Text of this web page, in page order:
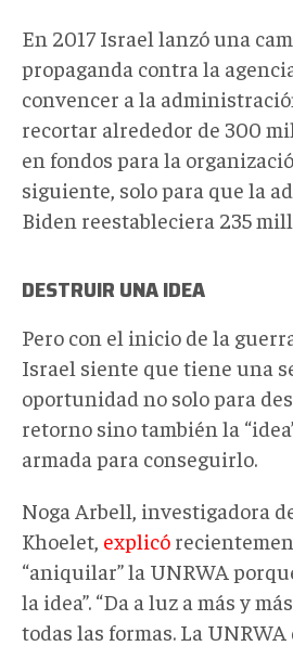
En 2017 Israel lanzó una
propaganda contra la
convencer a la
recortar alrededor de 300
en fondos para la
siguiente, solo para que la
Biden reestableciera 235
DESTRUIR UNA IDEA
Pero con el inicio de la
Israel siente que tiene una
oportunidad no solo para
retorno sino también la
armada para conseguirlo.
Noga Arbell, investigadora
Khoelet, explicó
“aniquilar” la UNRWA
la idea”. “Da a luz a más y
todas las formas. La UNRWA